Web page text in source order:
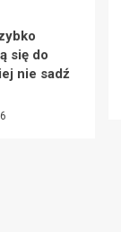
się do
nie sadź